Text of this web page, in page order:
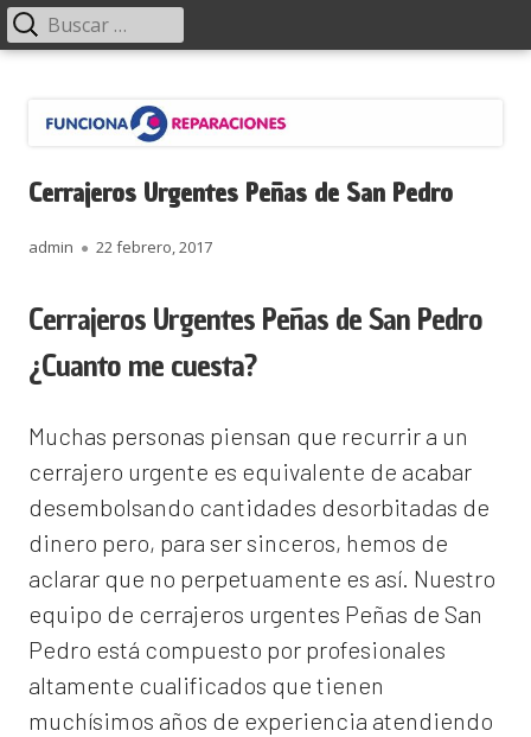
contenido
Menú
principal Buscar:
Cerrajeros Urgentes Peñas de San Pedro
Autor
admin
Publicado
22 febrero, 2017
Cerrajeros Urgentes Peñas de San Pedro
¿Cuanto me cuesta?
Muchas personas piensan que recurrir a un
cerrajero urgente es equivalente de acabar
desembolsando cantidades desorbitadas de
dinero pero, para ser sinceros, hemos de
aclarar que no perpetuamente es así. Nuestro
equipo de cerrajeros urgentes Peñas de San
Pedro está compuesto por profesionales
altamente cualificados que tienen
muchísimos años de experiencia atendiendo